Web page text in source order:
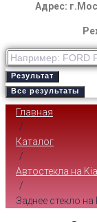
Адрес:
Результат
Все результаты
Главная
/
Каталог
/
Автостекла на Kia
/
Заднее стекло на